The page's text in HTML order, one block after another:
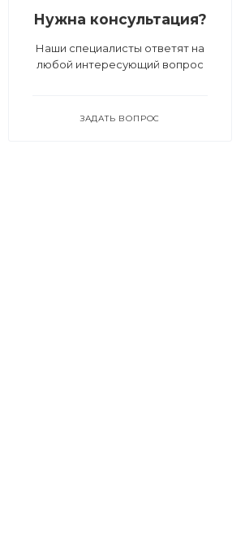
Нужна консультация?
Наши специалисты ответят на
любой интересующий вопрос
ЗАДАТЬ ВОПРОС